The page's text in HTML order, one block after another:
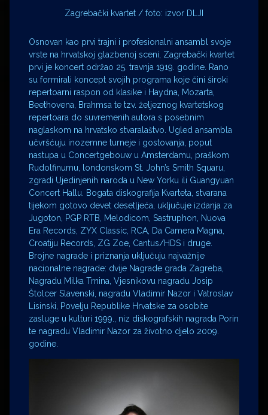
Zagrebački kvartet / foto: izvor DLJI
Osnovan kao prvi trajni i profesionalni ansambl svoje
vrste na hrvatskoj glazbenoj sceni, Zagrebački kvartet
prvi je koncert održao 25. travnja 1919. godine. Rano
su formirali koncept svojih programa koje čini široki
repertoarni raspon od klasike i Haydna, Mozarta,
Beethovena, Brahmsa te tzv. željeznog kvartetskog
repertoara do suvremenih autora s posebnim
naglaskom na hrvatsko stvaralaštvo. Ugled ansambla
učvršćuju inozemne turneje i gostovanja, poput
nastupa u Concertgebouw u Amsterdamu, praškom
Rudolfinumu, londonskom St. John’s Smith Squaru,
zgradi Ujedinjenih naroda u New Yorku ili Guangyuan
Concert Hallu. Bogata diskografija Kvarteta, stvarana
tijekom gotovo devet desetljeća, uključuje izdanja za
Jugoton, PGP RTB, Melodicom, Sastruphon, Nuova
Era Records, ZYX Classic, RCA, Da Camera Magna,
Croatiju Records, ZG Zoe, Cantus/HDS i druge.
Brojne nagrade i priznanja uključuju najvažnije
nacionalne nagrade: dvije Nagrade grada Zagreba,
Nagradu Milka Trnina, Vjesnikovu nagradu Josip
Štolcer Slavenski, nagradu Vladimir Nazor i Vatroslav
Lisinski, Povelju Republike Hrvatske za osobite
zasluge u kulturi 1999., niz diskografskih nagrada Porin
te nagradu Vladimir Nazor za životno djelo 2009.
godine.